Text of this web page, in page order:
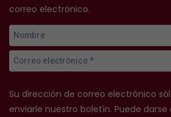
correo electrónico.
Su dirección de correo electrónico
enviarle nuestro boletín. Puede